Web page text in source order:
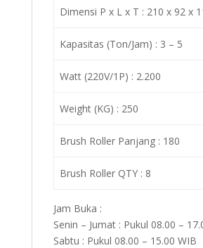
Dimensi P x L x T : 210 x 92 x
Kapasitas (Ton/Jam) : 3 – 5
Watt (220V/1P) : 2.200
Weight (KG) : 250
Brush Roller Panjang : 180
Brush Roller QTY : 8
Jam Buka :
Senin – Jumat : Pukul 08.00 –
Sabtu : Pukul 08.00 – 15.00 WIB